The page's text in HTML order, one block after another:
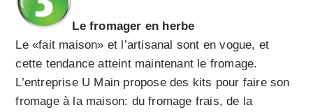
Le fromager en herbe
Le «fait maison» et l’artisanal sont en vogue, et
cette tendance atteint maintenant le fromage.
L’entreprise U Main propose des kits pour faire son
fromage à la maison: du fromage frais, de la